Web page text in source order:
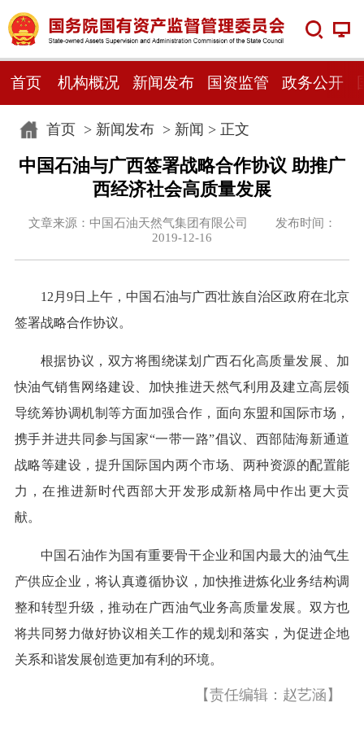
首页 机构概况 新闻发布 国资监管 政务公开
首页> 新闻发布> 新闻 > 正文
中国石油与广西签署战略合作协议 助推广
西经济社会高质量发展
文章来源：中国石油天然气集团有限公司 发布时间：
2019-12-16
12月9日上午，中国石油与广西壮族自治区政府在北京
签署战略合作协议。
根据协议，双方将围绕谋划广西石化高质量发展、加
快油气销售网络建设、加快推进天然气利用及建立高层领
导统筹协调机制等方面加强合作，面向东盟和国际市场，
携手并进共同参与国家“一带一路”倡议、西部陆海新通道
战略等建设，提升国际国内两个市场、两种资源的配置能
力，在推进新时代西部大开发形成新格局中作出更大贡
献。
中国石油作为国有重要骨干企业和国内最大的油气生
产供应企业，将认真遵循协议，加快推进炼化业务结构调
整和转型升级，推动在广西油气业务高质量发展。双方也
将共同努力做好协议相关工作的规划和落实，为促进企地
关系和谐发展创造更加有利的环境。
【责任编辑：赵艺涵】